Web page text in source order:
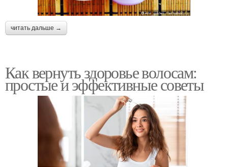
читать дальше →
Как вернуть здоровье волосам:
простые и эффективные советы